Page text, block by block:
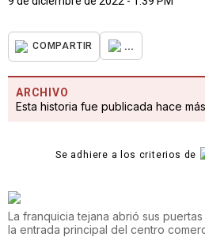
COMPARTIR ...
ARCHIVO
Esta historia fue publicada hace
Se adhiere a los criterios de
La franquicia tejana abrió sus
la entrada principal del centro